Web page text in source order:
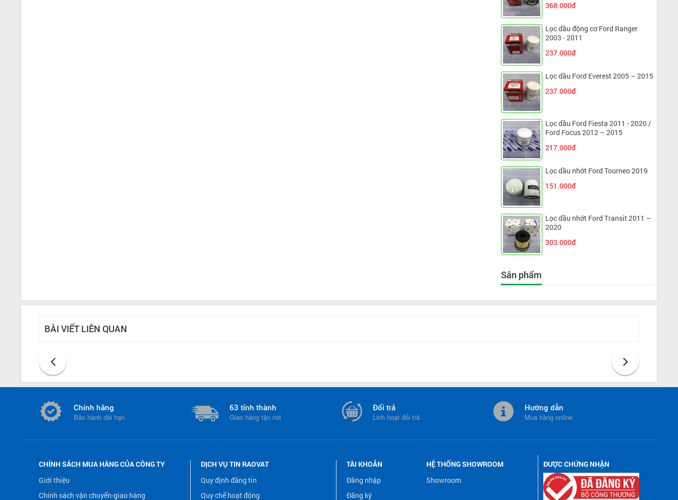
368.000đ
Lọc dầu động cơ Ford Ranger
2003 - 2011
237.000đ
Lọc dầu Ford Everest 2005 – 2015
237.000đ
Lọc dầu Ford Fiesta 2011 - 2020 /
Ford Focus 2012 – 2015
217.000đ
Lọc dầu nhớt Ford Tourneo 2019
151.000đ
Lọc dầu nhớt Ford Transit 2011 –
2020
303.000đ
Sản phẩm
BÀI VIẾT LIÊN QUAN
Chính hãng
Bảo hành dài hạn
63 tỉnh thành
Giao hàng tận nơi
Đổi trả
Linh hoạt đổi trả
Hướng dẫn
Mua hàng online
CHÍNH SÁCH MUA HÀNG CỦA CÔNG TY
Giới thiệu
Chính sách vận chuyển-giao hàng
DỊCH VỤ TIN RAOVAT
Quy định đăng tin
Quy chế hoạt động
TÀI KHOẢN
Đăng nhập
Đăng ký
HỆ THỐNG SHOWROOM
Showroom
ĐƯỢC CHỨNG NHẬN